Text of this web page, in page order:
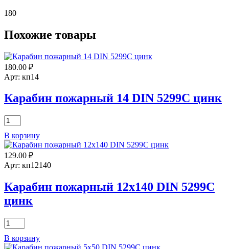
180
Похожие товары
180.00 ₽
Арт: кп14
Карабин пожарный 14 DIN 5299C цинк
Количество
товара
Карабин
пожарный
14
DIN
цинк
В корзину
129.00 ₽
Арт: кп12140
Карабин пожарный 12х140 DIN 5299C
цинк
Количество
товара
Карабин
В корзину